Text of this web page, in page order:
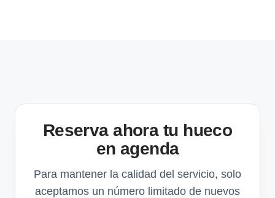
Reserva ahora tu hueco
en agenda
Para mantener la calidad del servicio, solo
aceptamos un número limitado de nuevos